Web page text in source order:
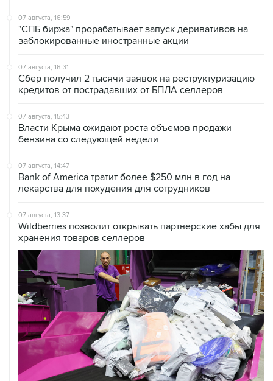
07 августа, 16:59
"СПБ биржа" прорабатывает запуск деривативов на
заблокированные иностранные акции
07 августа, 16:31
Сбер получил 2 тысячи заявок на реструктуризацию
кредитов от пострадавших от БПЛА селлеров
07 августа, 15:43
Власти Крыма ожидают роста объемов продажи
бензина со следующей недели
07 августа, 14:47
Bank of America тратит более $250 млн в год на
лекарства для похудения для сотрудников
07 августа, 13:37
Wildberries позволит открывать партнерские хабы для
хранения товаров селлеров